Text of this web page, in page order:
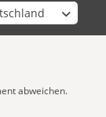
Shop
abweichen.